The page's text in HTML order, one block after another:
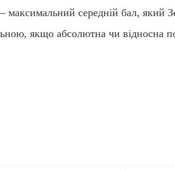
середній бал, який
якщо абсолютна чи відносна